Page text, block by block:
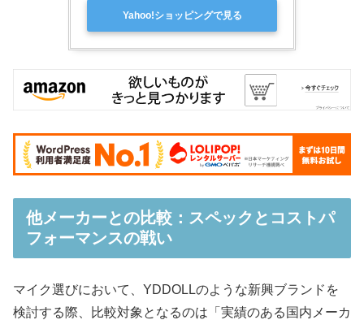
Yahoo!ショッピングで見る
他メーカーとの比較：スペックとコストパ
フォーマンスの戦い
マイク選びにおいて、YDDOLLのような新興ブランドを
検討する際、比較対象となるのは「実績のある国内メーカ